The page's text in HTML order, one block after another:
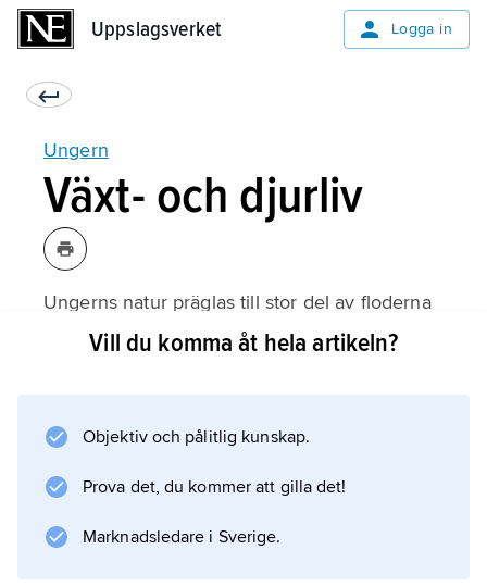
Uppslagsverket Logga in
Ungern
Växt- och djurliv
Ungerns natur präglas till stor del av floderna
Tisza/Körös och Donau/Drava, kring vilka vida
utdikningar och invallningar försvann dessa
områden och ersattes med intensiva,
utrymme
Vill du komma åt hela artikeln?
Objektiv och pålitlig kunskap.
Prova det, du kommer att gilla det!
Marknadsledare i Sverige.